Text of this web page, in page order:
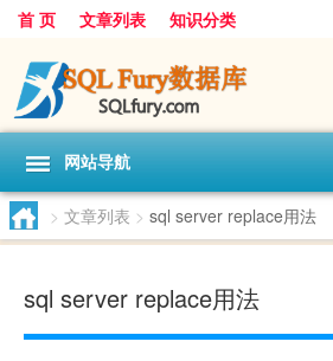
首 页 文章列表 知识分类
网站导航
> 文章列表 > sql server replace用法
sql server replace用法